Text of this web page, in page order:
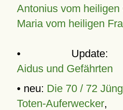
Antonius vom heiligen
Maria vom heiligen
•
Aidus und Gefährten
• neu: Die 70 / 72
Toten-Auferwecker,